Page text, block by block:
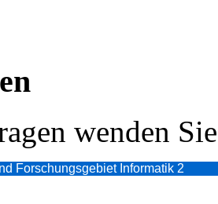
wenden
Forschungsgebiet Informatik 2